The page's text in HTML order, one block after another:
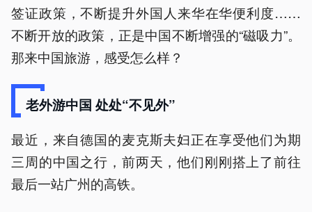
签证政策，不断提升外国人来华在华便利度……
不断开放的政策，正是中国不断增强的“磁吸力”。
那来中国旅游，感受怎么样？
老外游中国 处处“不见外”
最近，来自德国的麦克斯夫妇正在享受他们为期
三周的中国之行，前两天，他们刚刚搭上了前往
最后一站广州的高铁。